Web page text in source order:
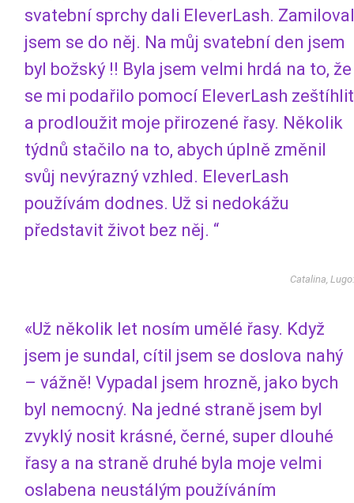
svatební sprchy dali EleverLash. Zamiloval
jsem se do něj. Na můj svatební den jsem
byl božský !! Byla jsem velmi hrdá na to, že
se mi podařilo pomocí EleverLash zeštíhlit
a prodloužit moje přirozené řasy. Několik
týdnů stačilo na to, abych úplně změnil
svůj nevýrazný vzhled. EleverLash
používám dodnes. Už si nedokážu
představit život bez něj. “
Catalina, Lugo:
«Už několik let nosím umělé řasy. Když
jsem je sundal, cítil jsem se doslova nahý
– vážně! Vypadal jsem hrozně, jako bych
byl nemocný. Na jedné straně jsem byl
zvyklý nosit krásné, černé, super dlouhé
řasy a na straně druhé byla moje velmi
oslabena neustálým používáním